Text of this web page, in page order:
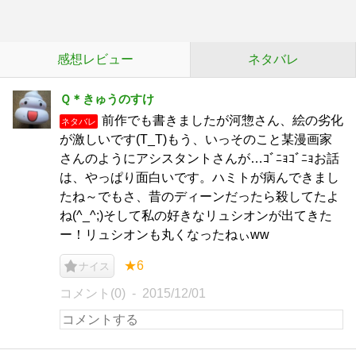
感想レビュー ネタバレ
Ｑ＊きゅうのすけ
ネタバレ
前作でも書きましたが河惣さん、絵の劣化
が激しいです(T_T)もう、いっそのこと某漫画家
さんのようにアシスタントさんが…ｺﾞﾆｮｺﾞﾆｮお話
は、やっぱり面白いです。ハミトが病んできまし
たね～でもさ、昔のディーンだったら殺してたよ
ね(^_^;)そして私の好きなリュシオンが出てきた
ー！リュシオンも丸くなったねぃww
ナイス ★6
コメント(0) 2015/12/01